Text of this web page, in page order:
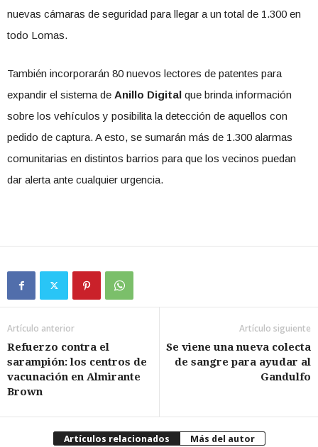
nuevas cámaras de seguridad para llegar a un total de 1.300 en
todo Lomas.
También incorporarán 80 nuevos lectores de patentes para
expandir el sistema de Anillo Digital que brinda información
sobre los vehículos y posibilita la detección de aquellos con
pedido de captura. A esto, se sumarán más de 1.300 alarmas
comunitarias en distintos barrios para que los vecinos puedan
dar alerta ante cualquier urgencia.
Artículo anterior
Refuerzo contra el
sarampión: los centros de
vacunación en Almirante
Brown
Artículo siguiente
Se viene una nueva colecta
de sangre para ayudar al
Gandulfo
Artículos relacionados Más del autor